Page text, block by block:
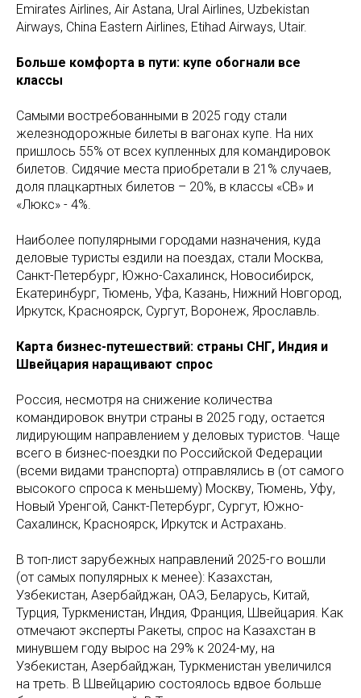
Emirates Airlines, Air Astana, Ural Airlines, Uzbekistan
Airways, China Eastern Airlines, Etihad Airways, Utair.
Больше комфорта в пути: купе обогнали все
классы
Самыми востребованными в 2025 году стали
железнодорожные билеты в вагонах купе. На них
пришлось 55% от всех купленных для командировок
билетов. Сидячие места приобретали в 21% случаев,
доля плацкартных билетов – 20%, в классы «СВ» и
«Люкс» - 4%.
Наиболее популярными городами назначения, куда
деловые туристы ездили на поездах, стали Москва,
Санкт-Петербург, Южно-Сахалинск, Новосибирск,
Екатеринбург, Тюмень, Уфа, Казань, Нижний Новгород,
Иркутск, Красноярск, Сургут, Воронеж, Ярославль.
Карта бизнес-путешествий: страны СНГ, Индия и
Швейцария наращивают спрос
Россия, несмотря на снижение количества
командировок внутри страны в 2025 году, остается
лидирующим направлением у деловых туристов. Чаще
всего в бизнес-поездки по Российской Федерации
(всеми видами транспорта) отправлялись в (от самого
высокого спроса к меньшему) Москву, Тюмень, Уфу,
Новый Уренгой, Санкт-Петербург, Сургут, Южно-
Сахалинск, Красноярск, Иркутск и Астрахань.
В топ-лист зарубежных направлений 2025-го вошли
(от самых популярных к менее): Казахстан,
Узбекистан, Азербайджан, ОАЭ, Беларусь, Китай,
Турция, Туркменистан, Индия, Франция, Швейцария. Как
отмечают эксперты Ракеты, спрос на Казахстан в
минувшем году вырос на 29% к 2024-му, на
Узбекистан, Азербайджан, Туркменистан увеличился
на треть. В Швейцарию состоялось вдвое больше